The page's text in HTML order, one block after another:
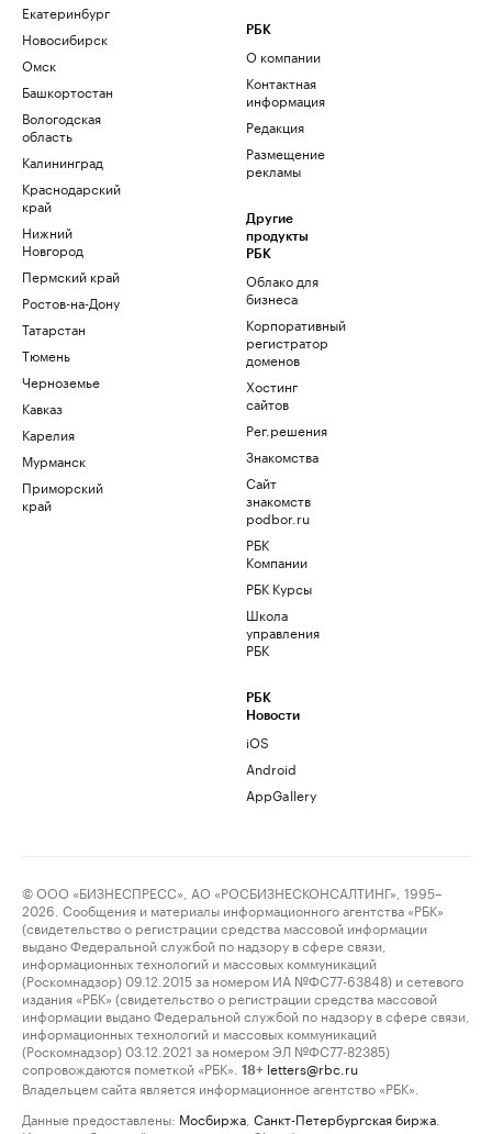
Екатеринбург
Новосибирск
Омск
Башкортостан
Вологодская
область
Калининград
Краснодарский
край
Нижний
Новгород
Пермский край
Ростов-на-Дону
Татарстан
Тюмень
Черноземье
Кавказ
Карелия
Мурманск
Приморский
край
РБК
О компании
Контактная
информация
Редакция
Размещение
рекламы
Другие
продукты
РБК
Облако для
бизнеса
Корпоративный
регистратор
доменов
Хостинг
сайтов
Рег.решения
Знакомства
Сайт
знакомств
podbor.ru
РБК
Компании
РБК Курсы
Школа
управления
РБК
РБК
Новости
iOS
Android
AppGallery
© ООО «БИЗНЕСПРЕСС», АО «РОСБИЗНЕСКОНСАЛТИНГ», 1995–
2026. Сообщения и материалы информационного агентства «РБК»
(свидетельство о регистрации средства массовой информации
выдано Федеральной службой по надзору в сфере связи,
информационных технологий и массовых коммуникаций
(Роскомнадзор) 09.12.2015 за номером ИА №ФС77-63848) и сетевого
издания «РБК» (свидетельство о регистрации средства массовой
информации выдано Федеральной службой по надзору в сфере связи,
информационных технологий и массовых коммуникаций
(Роскомнадзор) 03.12.2021 за номером ЭЛ №ФС77-82385)
сопровождаются пометкой «РБК».
18+ letters@rbc.ru
Владельцем сайта является информационное агентство «РБК».
Данные предоставлены: Мосбиржа Санкт-Петербургская биржа